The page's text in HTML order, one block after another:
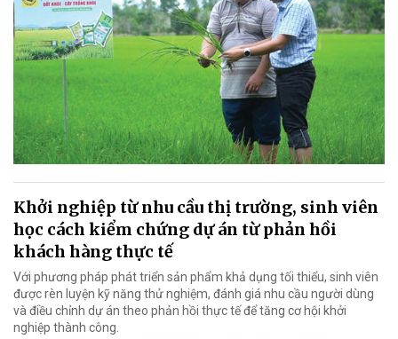
Khởi nghiệp từ nhu cầu thị trường, sinh viên
học cách kiểm chứng dự án từ phản hồi
khách hàng thực tế
Với phương pháp phát triển sản phẩm khả dụng tối thiểu, sinh viên
được rèn luyện kỹ năng thử nghiệm, đánh giá nhu cầu người dùng
và điều chỉnh dự án theo phản hồi thực tế để tăng cơ hội khởi
nghiệp thành công.